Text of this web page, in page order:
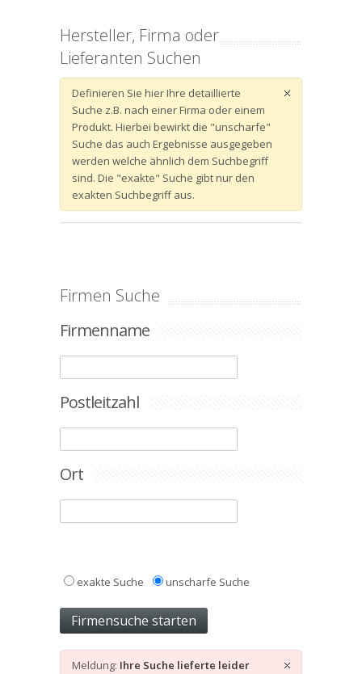
Hersteller, Firma oder
Lieferanten Suchen
Definieren Sie hier Ihre detaillierte
Suche z.B. nach einer Firma oder einem
Produkt. Hierbei bewirkt die "unscharfe"
Suche das auch Ergebnisse ausgegeben
werden welche ähnlich dem Suchbegriff
sind. Die "exakte" Suche gibt nur den
exakten Suchbegriff aus.
Firmen Suche
Firmenname
Postleitzahl
Ort
exakte Suche unscharfe Suche
Meldung: Ihre Suche lieferte leider